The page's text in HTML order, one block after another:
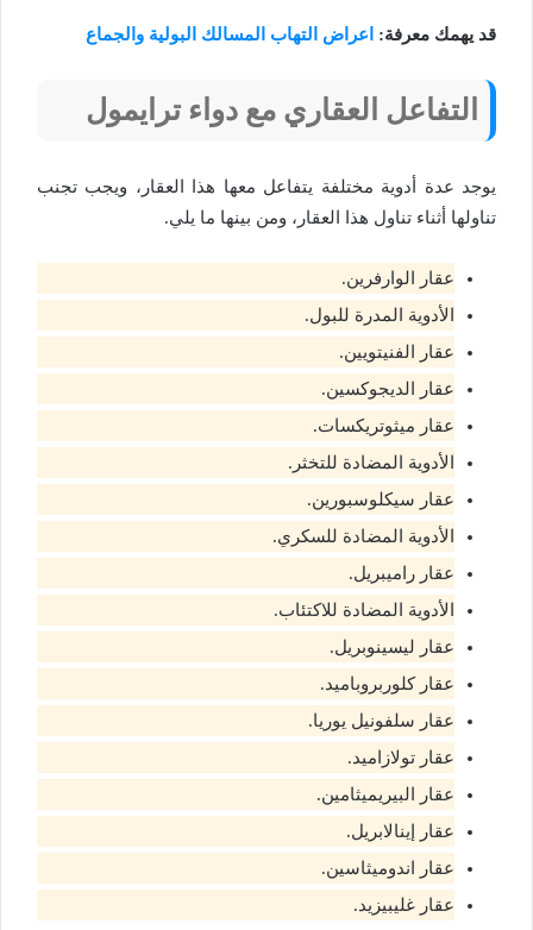
قد يهمك معرفة: اعراض التهاب المسالك البولية والجماع
التفاعل العقاري مع دواء ترايمول
يوجد عدة أدوية مختلفة يتفاعل معها هذا العقار، ويجب تجنب
تناولها أثناء تناول هذا العقار، ومن بينها ما يلي.
عقار الوارفرين.
الأدوية المدرة للبول.
عقار الفنيتويين.
عقار الديجوكسين.
عقار ميثوتريكسات.
الأدوية المضادة للتخثر.
عقار سيكلوسبورين.
الأدوية المضادة للسكري.
عقار راميبريل.
الأدوية المضادة للاكتئاب.
عقار ليسينوبريل.
عقار كلوربروباميد.
عقار سلفونيل يوريا.
عقار تولازاميد.
عقار البيريميثامين.
عقار إينالابريل.
عقار اندوميثاسين.
عقار غليبيزيد.